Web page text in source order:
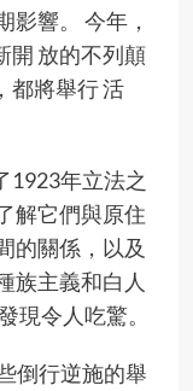
影響。 今年，
開 放的不列顛
都將舉行 活
1923年立法之
解它們與原住
的關係，以及
族主義和白人
現令人吃驚。
倒行逆施的舉